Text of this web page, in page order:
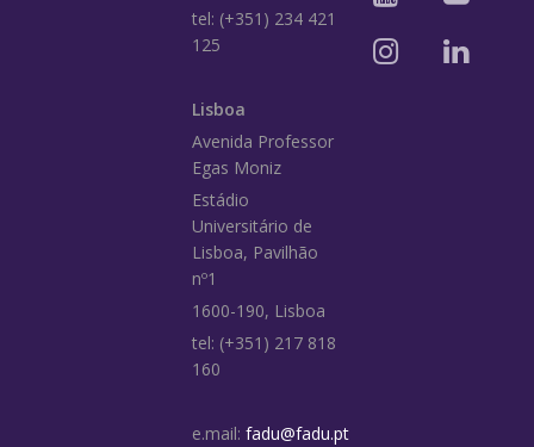
tel: (+351) 234 421
125
Lisboa
Avenida Professor
Egas Moniz
Estádio
Universitário de
Lisboa, Pavilhão
nº1
1600-190, Lisboa
tel: (+351) 217 818
160
e.mail: fadu@fadu.pt